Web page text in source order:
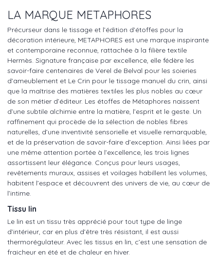
LA MARQUE METAPHORES
Précurseur dans le tissage et l’édition d’étoffes pour la
décoration intérieure, METAPHORES est une marque inspirante
et contemporaine reconnue, rattachée à la filière textile
Hermès. Signature française par excellence, elle fédère les
savoir-faire centenaires de Verel de Belval pour les soieries
d’ameublement et Le Crin pour le tissage manuel du crin, ainsi
que la maîtrise des matières textiles les plus nobles au cœur
de son métier d’éditeur. Les étoffes de Métaphores naissent
d’une subtile alchimie entre la matière, l’esprit et le geste. Un
raffinement qui procède de la sélection de nobles fibres
naturelles, d’une inventivité sensorielle et visuelle remarquable,
et de la préservation de savoir-faire d’exception. Ainsi liées par
une même attention portée à l’excellence, les trois lignes
assortissent leur élégance. Conçus pour leurs usages,
revêtements muraux, assises et voilages habillent les volumes,
habitent l’espace et découvrent des univers de vie, au cœur de
l’intime.
Tissu lin
Le lin est un tissu très apprécié pour tout type de linge
d’intérieur, car en plus d’être très résistant, il est aussi
thermorégulateur. Avec les tissus en lin, c’est une sensation de
fraicheur en été et de chaleur en hiver.